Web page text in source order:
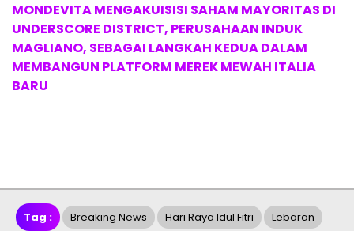
MONDEVITA MENGAKUISISI SAHAM MAYORITAS DI
UNDERSCORE DISTRICT, PERUSAHAAN INDUK
MAGLIANO, SEBAGAI LANGKAH KEDUA DALAM
MEMBANGUN PLATFORM MEREK MEWAH ITALIA
BARU
Tag : Breaking News Hari Raya Idul Fitri Lebaran